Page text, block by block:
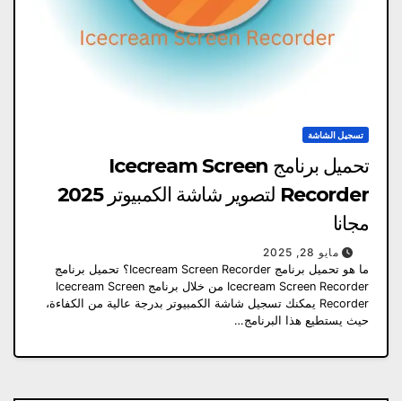
تسجيل الشاشة
تحميل برنامج Icecream Screen
Recorder لتصوير شاشة الكمبيوتر 2025
مجانا
مايو 28, 2025
ما هو تحميل برنامج Icecream Screen Recorder؟ تحميل برنامج
Icecream Screen Recorder من خلال برنامج Icecream Screen
Recorder يمكنك تسجيل شاشة الكمبيوتر بدرجة عالية من الكفاءة،
حيث يستطيع هذا البرنامج…